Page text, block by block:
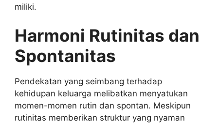
miliki.
Harmoni Rutinitas dan
Spontanitas
Pendekatan yang seimbang terhadap
kehidupan keluarga melibatkan menyatukan
momen-momen rutin dan spontan. Meskipun
rutinitas memberikan struktur yang nyaman